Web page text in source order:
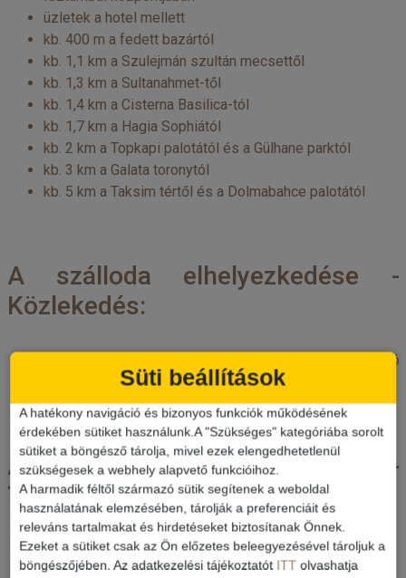
üzletek a hotel mellett
kb. 400 m a fedett bazártól
kb. 1,1 km a Szulejmán szultán mecsettől
kb. 1,3 km a Sultanahmet-től
kb. 1,4 km a Cisterna Basilica-tól
kb. 1,7 km a Hagia Sophiától
kb. 2 km a Topkapi palotától és a Gülhane parktól
kb. 3 km a Galata toronytól
kb. 5 km a Taksim tértől és a Dolmabahce palotától
A szálloda elhelyezkedése -
Közlekedés:
buszmegálló kb. 140 m-re a hoteltől, villamosmegálló
kb. 400 m-re a hoteltől
A szálloda elhelyezkedése -
Távolság a repülőtértől:
kb. 41 km-re az isztambuli repülőtértől
Süti beállítások
A hatékony navigáció és bizonyos funkciók működésének
érdekében sütiket használunk.A "Szükséges" kategóriába sorolt
sütiket a böngésző tárolja, mivel ezek elengedhetetlenül
szükségesek a webhely alapvető funkcióihoz.
A harmadik féltől származó sütik segítenek a weboldal
használatának elemzésében, tárolják a preferenciáit és
releváns tartalmakat és hirdetéseket biztosítanak Önnek.
Ezeket a sütiket csak az Ön előzetes beleegyezésével tároljuk a
böngészőjében. Az adatkezelési tájékoztatót ITT olvashatja